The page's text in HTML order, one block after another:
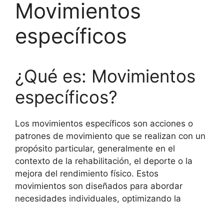
Movimientos
específicos
¿Qué es: Movimientos
específicos?
Los movimientos específicos son acciones o
patrones de movimiento que se realizan con un
propósito particular, generalmente en el
contexto de la rehabilitación, el deporte o la
mejora del rendimiento físico. Estos
movimientos son diseñados para abordar
necesidades individuales, optimizando la